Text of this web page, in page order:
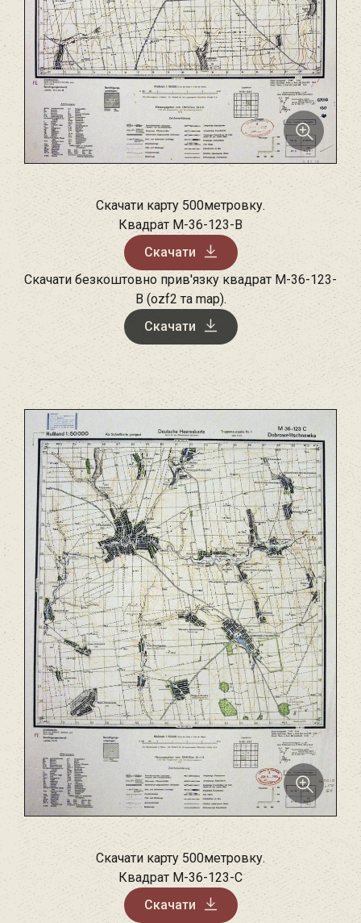
Скачати карту 500метровку.
Квадрат M-36-123-B
Скачати
Скачати безкоштовно прив'язку квадрат M-36-123-
B (ozf2 та map).
Скачати
Скачати карту 500метровку.
Квадрат M-36-123-C
Скачати